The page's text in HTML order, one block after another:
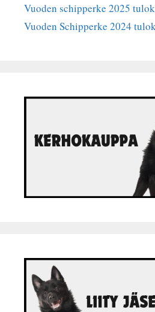
Vuoden schipperke 2025
Vuoden Schipperke 2024